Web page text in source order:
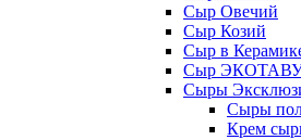
Сыр Овечий
Сыр Козий
Сыр в
Сыр
Сыры
Сыры
Крем